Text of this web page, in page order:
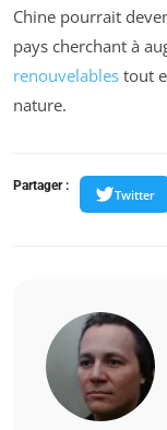
Chine pourrait
pays cherchant à
renouvelables tout
nature.
Partager :
Twitter